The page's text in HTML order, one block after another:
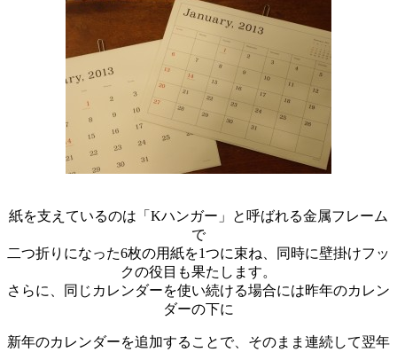
紙を支えているのは「Kハンガー」と呼ばれる金属フレーム
で
二つ折りになった6枚の用紙を1つに束ね、同時に壁掛けフッ
クの役目も果たします。
さらに、同じカレンダーを使い続ける場合には昨年のカレン
ダーの下に
新年のカレンダーを追加することで、そのまま連続して翌年